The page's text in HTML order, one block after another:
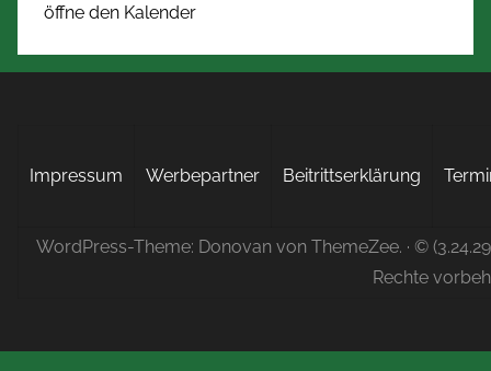
öffne den Kalender
Impressum Werbepartner Beitrittserklärung
WordPress-Theme: Donovan von ThemeZee. · ©
Rechte